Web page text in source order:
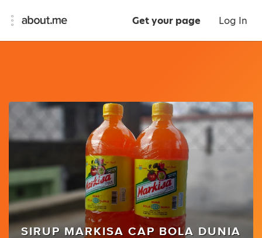
Get your page Log In
SIRUP MARKISA CAP BOLA DUNIA